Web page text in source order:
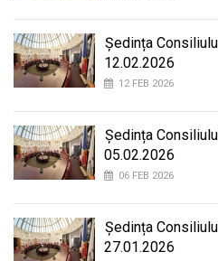
Ședința
12.02.2026
12 FEB 2026
Ședința
05.02.2026
06 FEB 2026
Ședința
27.01.2026